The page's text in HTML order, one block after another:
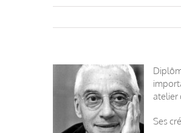
atelier
Ses